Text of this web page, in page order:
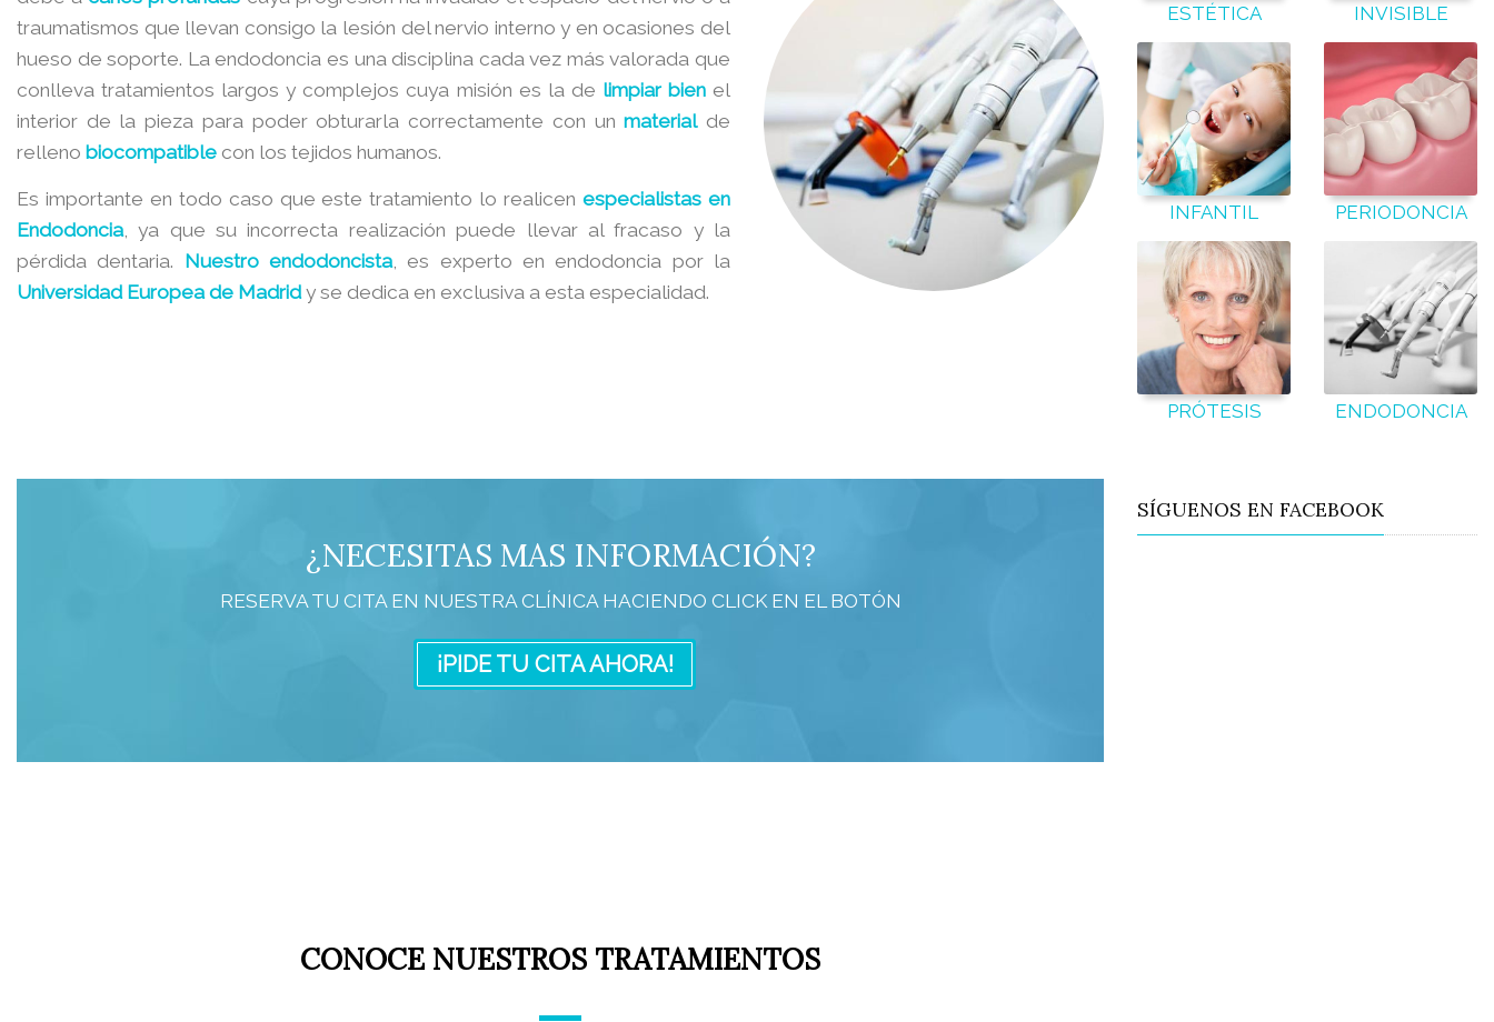
traumatismos que llevan consigo la lesión del nervio interno y en ocasiones del
hueso de soporte. La endodoncia es una disciplina cada vez más valorada que
conlleva tratamientos largos y complejos cuya misión es la de limpiar bienel
interior de la pieza para poder obturarla correctamente con unmaterialde
relleno biocompatible con los tejidos humanos.
Es importante en todo caso que este tratamiento lo realicenespecialistas en
Endodoncia, ya que su incorrecta realización puede llevar al fracaso y la
pérdida dentaria. Nuestro endodoncista, es experto en endodoncia por la
Universidad Europea de Madridy se dedica en exclusiva a esta especialidad.
¿NECESITAS MAS INFORMACIÓN?
RESERVA TU CITA EN NUESTRA CLÍNICA HACIENDO CLICK EN EL BOTÓN
¡PIDE TU CITA AHORA!
CONOCE NUESTROS TRATAMIENTOS
ESTÉTICA INVISIBLE
INFANTIL PERIODONCIA
PRÓTESIS ENDODONCIA
SÍGUENOS EN FACEBOOK